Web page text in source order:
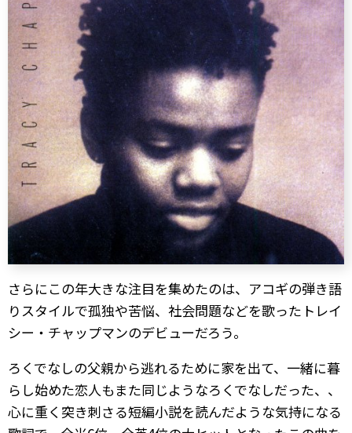
さらにこの年大きな注目を集めたのは、アコギの弾き語
りスタイルで孤独や苦悩、社会問題などを歌ったトレイ
シー・チャップマンのデビューだろう。
ろくでなしの父親から逃れるために家を出て、一緒に暮
らし始めた恋人もまた同じようなろくでなしだった、、
心に重く突き刺さる短編小説を読んだような気持になる